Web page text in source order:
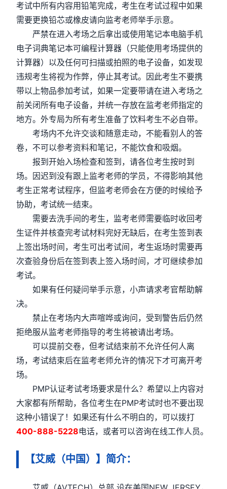
考试中所有内容用铅笔完成，考生在考试过程中如果
需要更换铅芯或橡皮请向监考老师举手示意。
严禁在进入考场之后拿出或使用笔记本电脑手机
电子词典笔记本可编程计算器（只能使用考场提供的
计算器）以及任何可扫描或拍照的电子设备，如发现
违规考生将视为作弊，停止其考试。因此考生不要携
带以上物品参加考试，如果一定要带请在进入考场之
前关闭所有电子设备，并统一存放在监考老师指定的
地方。外专局为所有考生准备了饮料考生不必自带。
考场内不允许交谈和随意走动，不能看别人的答
卷，不可以参考资料和笔记，不能饮食和吸烟。
报到开始入场检查和签到，请各位考生按时到
场。因迟到没有跟上监考老师的学员，不得影响其他
考生正常考试程序，但监考老师会在方便的时候给予
协助，考试统一结束。
需要去洗手间的考生，监考老师需要临时收回考
生证件并核查完考试材料完好无缺后，在考生签到表
上签出场时间，考生可出考试间，考生返场时需要再
次查验身份后在签到表上签入场时间，才可继续参加
考试。
如果有任何疑问举手示意，小声请求考官帮助解
决。
禁止在考场内大声喧哗或询问，受到警告后仍然
拒绝服从监考老师指导的考生将被请出考场。
可以提前交卷，但考试结束前不允许任何人离
场，考试结束后在监考老师允许的情况下才可离开考
场。
PMP认证考试考场要求是什么？希望以上内容对
大家都有所帮助，各位考生在PMP考试时也不要出现
这种小错误了！如果还有什么不明白的，可以拨打
400-888-5228电话，或者可以咨询在线工作人员。
【艾威（中国）】简介：